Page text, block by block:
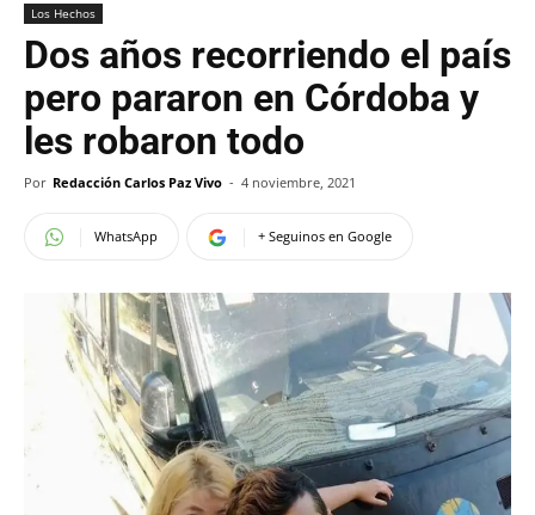
Los Hechos
Dos años recorriendo el país
pero pararon en Córdoba y
les robaron todo
Por Redacción Carlos Paz Vivo - 4 noviembre, 2021
WhatsApp + Seguinos en Google